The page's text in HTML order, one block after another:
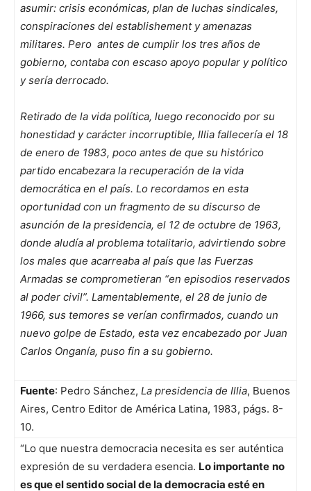
asumir: crisis económicas, plan de luchas sindicales,
conspiraciones del establishement y amenazas
militares. Pero antes de cumplir los tres años de
gobierno, contaba con escaso apoyo popular y político
y sería derrocado.
Retirado de la vida política, luego reconocido por su
honestidad y carácter incorruptible, Illia fallecería el 18
de enero de 1983, poco antes de que su histórico
partido encabezara la recuperación de la vida
democrática en el país. Lo recordamos en esta
oportunidad con un fragmento de su discurso de
asunción de la presidencia, el 12 de octubre de 1963,
donde aludía al problema totalitario, advirtiendo sobre
los males que acarreaba al país que las Fuerzas
Armadas se comprometieran “en episodios reservados
al poder civil”. Lamentablemente, el 28 de junio de
1966, sus temores se verían confirmados, cuando un
nuevo golpe de Estado, esta vez encabezado por Juan
Carlos Onganía, puso fin a su gobierno.
Fuente: Pedro Sánchez, La presidencia de Illia, Buenos
Aires, Centro Editor de América Latina, 1983, págs. 8-
10.
“Lo que nuestra democracia necesita es ser auténtica
expresión de su verdadera esencia. Lo importante no
es que el sentido social de la democracia esté en